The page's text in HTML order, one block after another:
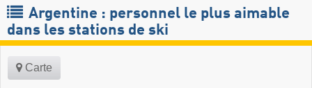
Argentine : personnel le plus aimable
dans les stations de ski
Carte